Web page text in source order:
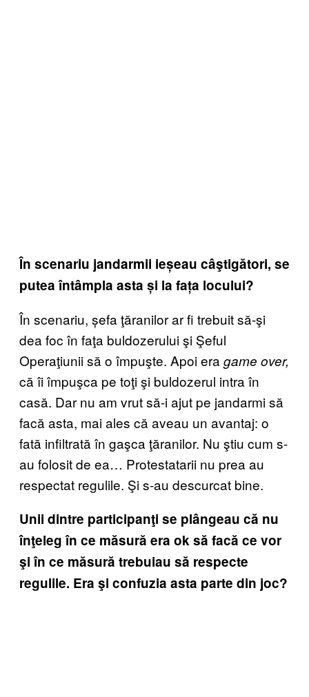
În scenariu jandarmii ieșeau câştigători, se
putea întâmpla asta și la fața locului?
În scenariu, șefa ţăranilor ar fi trebuit să-şi
dea foc în faţa buldozerului şi Şeful
Operaţiunii să o împuşte. Apoi era game over,
că îi împuşca pe toţi şi buldozerul intra în
casă. Dar nu am vrut să-i ajut pe jandarmi să
facă asta, mai ales că aveau un avantaj: o
fată infiltrată în gaşca ţăranilor. Nu ştiu cum s-
au folosit de ea… Protestatarii nu prea au
respectat regulile. Şi s-au descurcat bine.
Unii dintre participanţi se plângeau că nu
înţeleg în ce măsură era ok să facă ce vor
şi în ce măsură trebuiau să respecte
regulile. Era şi confuzia asta parte din joc?